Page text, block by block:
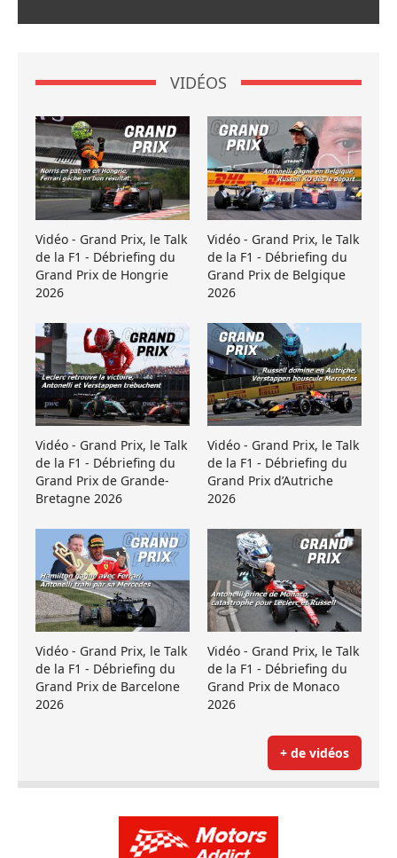
VIDÉOS
Vidéo - Grand Prix, le Talk
de la F1 - Débriefing du
Grand Prix de Hongrie
2026
Vidéo - Grand Prix, le Talk
de la F1 - Débriefing du
Grand Prix de Belgique
2026
Vidéo - Grand Prix, le Talk
de la F1 - Débriefing du
Grand Prix de Grande-
Bretagne 2026
Vidéo - Grand Prix, le Talk
de la F1 - Débriefing du
Grand Prix d’Autriche
2026
Vidéo - Grand Prix, le Talk
de la F1 - Débriefing du
Grand Prix de Barcelone
2026
Vidéo - Grand Prix, le Talk
de la F1 - Débriefing du
Grand Prix de Monaco
2026
+ de vidéos